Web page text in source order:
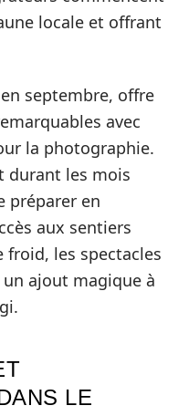
locale et offrant
septembre, offre
avec
la photographie.
durant les mois
préparer en
aux sentiers
les spectacles
ajout magique à
LE